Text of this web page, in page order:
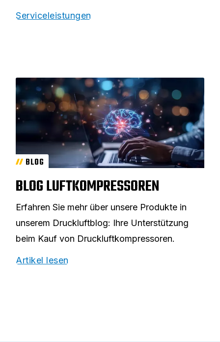
Serviceleistungen
BLOG
BLOG LUFTKOMPRESSOREN
Erfahren Sie mehr über unsere Produkte in
unserem Druckluftblog: Ihre Unterstützung
beim Kauf von Druckluftkompressoren.
Artikel lesen